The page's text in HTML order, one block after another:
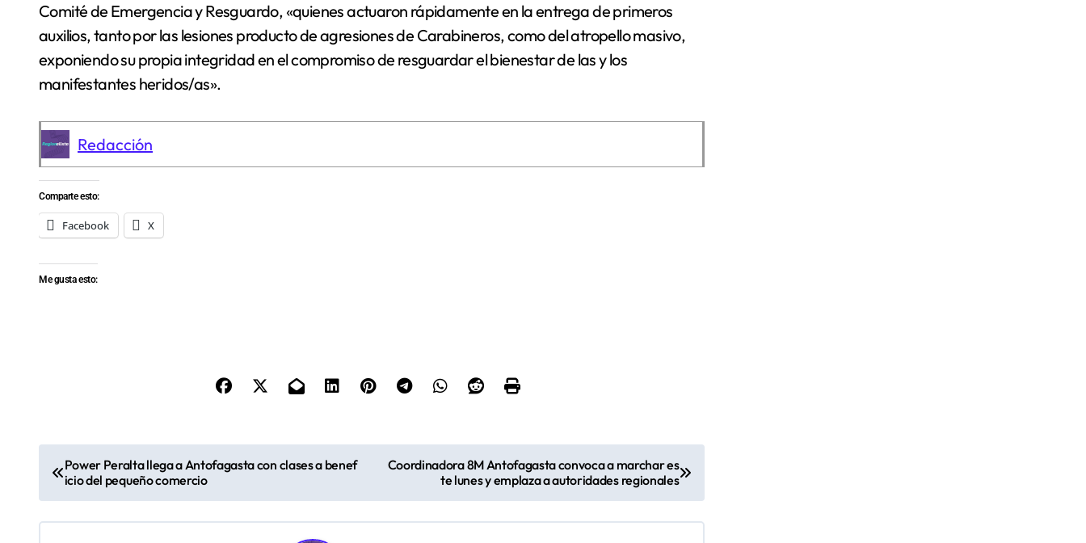
Comité de Emergencia y Resguardo, «quienes actuaron rápidamente en la entrega de primeros
auxilios, tanto por las lesiones producto de agresiones de Carabineros, como del atropello masivo,
exponiendo su propia integridad en el compromiso de resguardar el bienestar de las y los
manifestantes heridos/as».
Redacción
Comparte esto:
Facebook X
Me gusta esto:
a
v
Power Peralta llega a Antofagasta con clases a benef
icio del pequeño comercio
Coordinadora 8M Antofagasta convoca a marchar es
te lunes y emplaza a autoridades regionales